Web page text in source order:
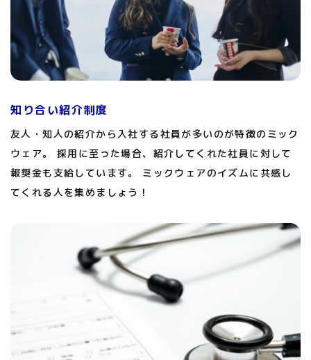
知り合い紹介制度
友人・知人の紹介から入社する社員が多いのが特徴のミック
ウェア。 採用に至った場合、紹介してくれた社員に対して
報奨金も支給しています。 ミックウェアのイズムに共感し
てくれる人を集めましょう！